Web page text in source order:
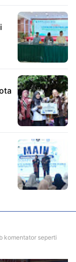
komentator seperti